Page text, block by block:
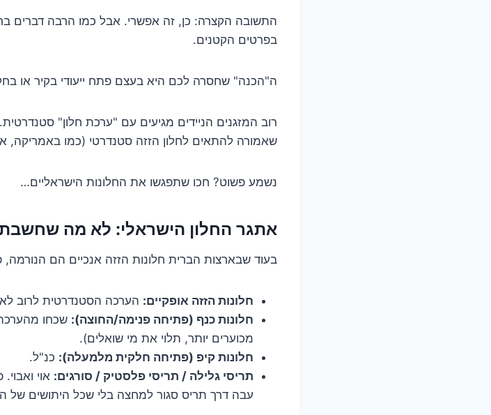
התשובה הקצרה: כן, זה אפשרי. אבל כמו הרבה דברים
בפרטים הקטנים.
ה"הכנה" שחסרה לכם היא בעצם פתח ייעודי בקיר או
רוב המזגנים הניידים מגיעים עם "ערכת חלון"
שאמורה להתאים לחלון הזזה סטנדרטי (כמו באמריקה,
נשמע פשוט? חכו שתפגשו את החלונות הישראליים…
אתגר החלון הישראלי: לא מה
בעוד שבארצות הברית חלונות הזזה אנכיים הם
חלונות הזזה אופקיים: הערכה הסטנדרטית לרוב
חלונות כנף (פתיחה פנימה/החוצה): שכחו מהערכה
מכוערים יותר, תלוי את מי שואלים).
חלונות קיפ (פתיחה חלקית מלמעלה): כנ"ל.
תריסי גלילה / תריסי פלסטיק / סורגים: אוי
עבה דרך תריס סגור למחצה בלי שכל היתושים של